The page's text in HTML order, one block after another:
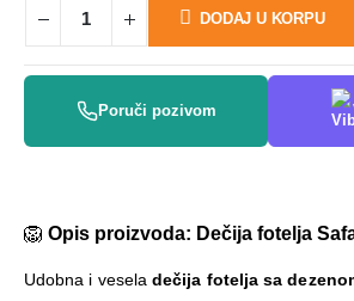
DODAJ U KORPU
Poruči pozivom
🦁 Opis proizvoda: Dečija fotelja
Udobna i veseladečija fotelja sa